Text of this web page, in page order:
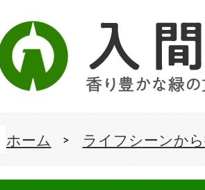
ホーム ライフシーンか